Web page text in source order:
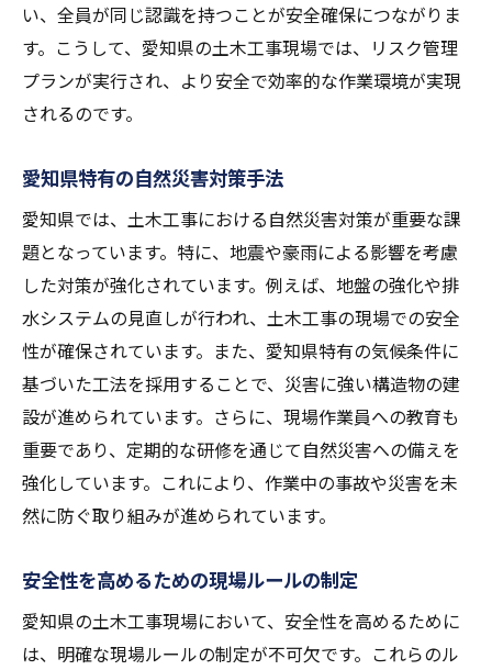
い、全員が同じ認識を持つことが安全確保につながりま
す。こうして、愛知県の土木工事現場では、リスク管理
プランが実行され、より安全で効率的な作業環境が実現
されるのです。
愛知県特有の自然災害対策手法
愛知県では、土木工事における自然災害対策が重要な課
題となっています。特に、地震や豪雨による影響を考慮
した対策が強化されています。例えば、地盤の強化や排
水システムの見直しが行われ、土木工事の現場での安全
性が確保されています。また、愛知県特有の気候条件に
基づいた工法を採用することで、災害に強い構造物の建
設が進められています。さらに、現場作業員への教育も
重要であり、定期的な研修を通じて自然災害への備えを
強化しています。これにより、作業中の事故や災害を未
然に防ぐ取り組みが進められています。
安全性を高めるための現場ルールの制定
愛知県の土木工事現場において、安全性を高めるために
は、明確な現場ルールの制定が不可欠です。これらのル